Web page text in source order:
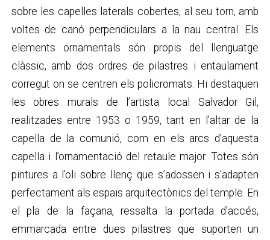
sobre les capelles laterals cobertes, al seu torn, amb
voltes de canó perpendiculars a la nau central. Els
elements ornamentals són propis del llenguatge
clàssic, amb dos ordres de pilastres i entaulament
corregut on se centren els policromats. Hi destaquen
les obres murals de l’artista local Salvador Gil,
realitzades entre 1953 o 1959, tant en l’altar de la
capella de la comunió, com en els arcs d’aquesta
capella i l’ornamentació del retaule major. Totes són
pintures a l’oli sobre llenç que s’adossen i s'adapten
perfectament als espais arquitectònics del temple. En
el pla de la façana, ressalta la portada d'accés,
emmarcada entre dues pilastres que suporten un